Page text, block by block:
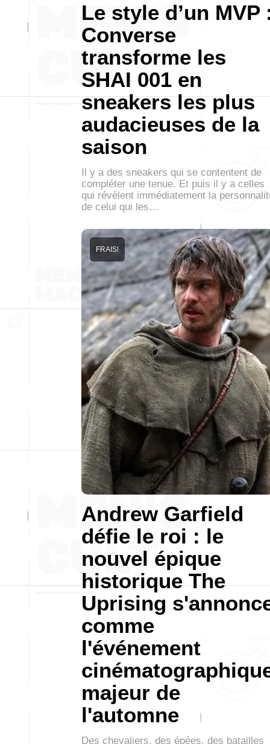
Le style d’un MVP
Converse
transforme les
SHAI 001 en
sneakers les plus
audacieuses de la
saison
Il y a des sneakers qui se contentent de
compléter une tenue. Et puis il y a celles
qui révèlent immédiatement la
de celui qui les…
Andrew Garfield
défie le roi : le
nouvel épique
historique The
Uprising
comme
l'événement
majeur de
l'automne
FRAIS!
Des chevaliers, des épées, des batailles